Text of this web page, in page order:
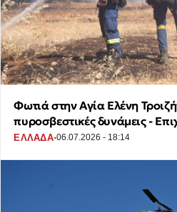
Φωτιά στην Αγία Ελένη
πυροσβεστικές δυνάμεις -
ΕΛΛΑΔΑ·06.07.2026 - 18:14